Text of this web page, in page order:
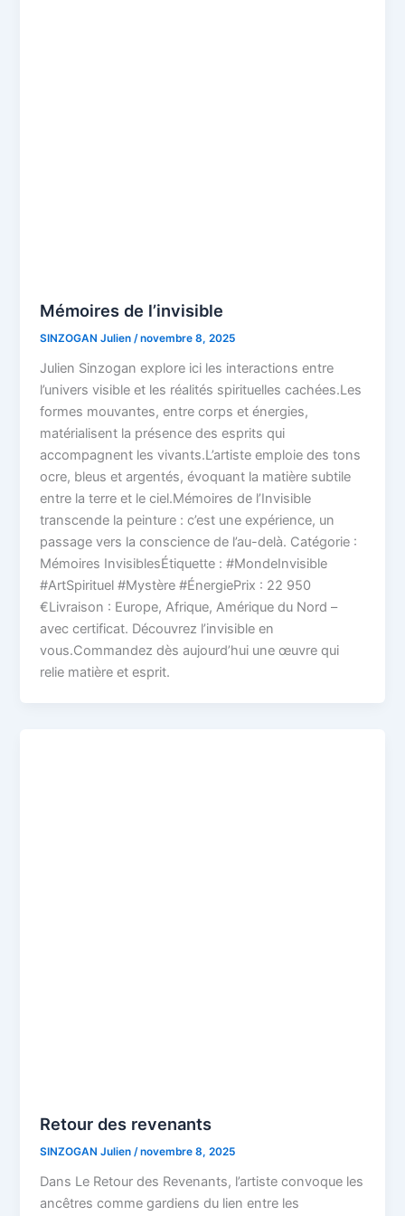
Mémoires de l’invisible
SINZOGAN Julien/novembre 8, 2025
Julien Sinzogan explore ici les interactions entre
l’univers visible et les réalités spirituelles cachées.Les
formes mouvantes, entre corps et énergies,
matérialisent la présence des esprits qui
accompagnent les vivants.L’artiste emploie des tons
ocre, bleus et argentés, évoquant la matière subtile
entre la terre et le ciel.Mémoires de l’Invisible
transcende la peinture : c’est une expérience, un
passage vers la conscience de l’au-delà. Catégorie :
Mémoires InvisiblesÉtiquette : #MondeInvisible
#ArtSpirituel #Mystère #ÉnergiePrix : 22 950
€Livraison : Europe, Afrique, Amérique du Nord –
avec certificat. Découvrez l’invisible en
vous.Commandez dès aujourd’hui une œuvre qui
relie matière et esprit.
Retour des revenants
SINZOGAN Julien /novembre 8, 2025
Dans Le Retour des Revenants, l’artiste convoque les
ancêtres comme gardiens du lien entre les